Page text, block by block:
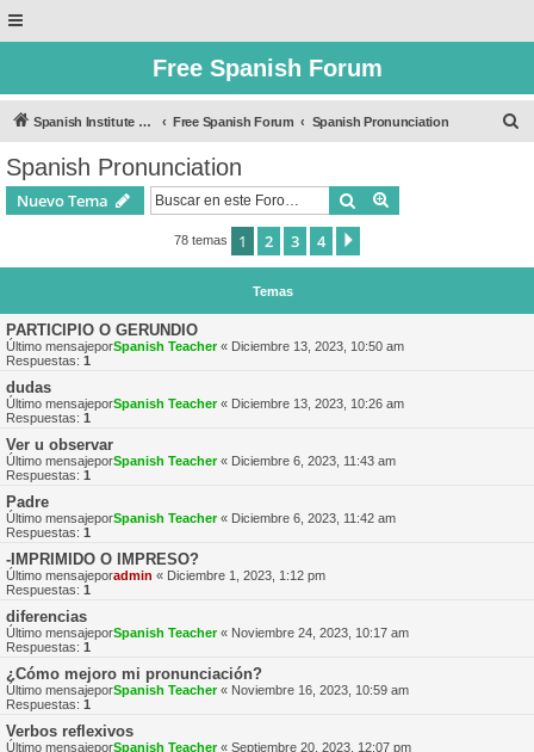
Free Spanish Forum
Spanish Institute of Puebla Free Spanish Forum Spanish Pronunciation
Spanish Pronunciation
Nuevo Tema Buscar
78 temas 1 2 3 4
Temas
PARTICIPIO O GERUNDIO
Último mensajeporSpanish Teacher« Diciembre 13, 2023, 10:50 am
Respuestas: 1
dudas
Último mensajeporSpanish Teacher« Diciembre 13, 2023, 10:26 am
Respuestas: 1
Ver u observar
Último mensajeporSpanish Teacher« Diciembre 6, 2023, 11:43 am
Respuestas: 1
Padre
Último mensajeporSpanish Teacher« Diciembre 6, 2023, 11:42 am
Respuestas: 1
-IMPRIMIDO O IMPRESO?
Último mensajeporadmin « Diciembre 1, 2023, 1:12 pm
Respuestas: 1
diferencias
Último mensajeporSpanish Teacher« Noviembre 24, 2023, 10:17 am
Respuestas: 1
¿Cómo mejoro mi pronunciación?
Último mensajeporSpanish Teacher« Noviembre 16, 2023, 10:59 am
Respuestas: 1
Verbos reflexivos
Último mensajeporSpanish Teacher« Septiembre 20, 2023, 12:07 pm